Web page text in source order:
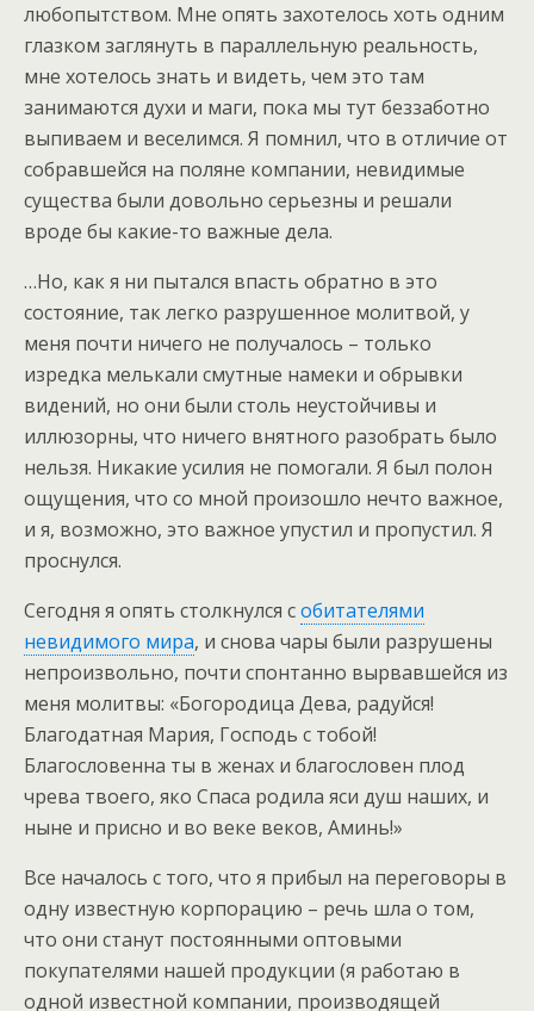
любопытством. Мне опять захотелось хоть одним
глазком заглянуть в параллельную реальность,
мне хотелось знать и видеть, чем это там
занимаются духи и маги, пока мы тут беззаботно
выпиваем и веселимся. Я помнил, что в отличие от
собравшейся на поляне компании, невидимые
существа были довольно серьезны и решали
вроде бы какие-то важные дела.
…Но, как я ни пытался впасть обратно в это
состояние, так легко разрушенное молитвой, у
меня почти ничего не получалось – только
изредка мелькали смутные намеки и обрывки
видений, но они были столь неустойчивы и
иллюзорны, что ничего внятного разобрать было
нельзя. Никакие усилия не помогали. Я был полон
ощущения, что со мной произошло нечто важное,
и я, возможно, это важное упустил и пропустил. Я
проснулся.
Сегодня я опять столкнулся собитателями
невидимого мира, и снова чары были разрушены
непроизвольно, почти спонтанно вырвавшейся из
меня молитвы: «Богородица Дева, радуйся!
Благодатная Мария, Господь с тобой!
Благословенна ты в женах и благословен плод
чрева твоего, яко Спаса родила яси душ наших, и
ныне и присно и во веке веков, Аминь!»
Все началось с того, что я прибыл на переговоры в
одну известную корпорацию – речь шла о том,
что они станут постоянными оптовыми
покупателями нашей продукции (я работаю в
одной известной компании, производящей